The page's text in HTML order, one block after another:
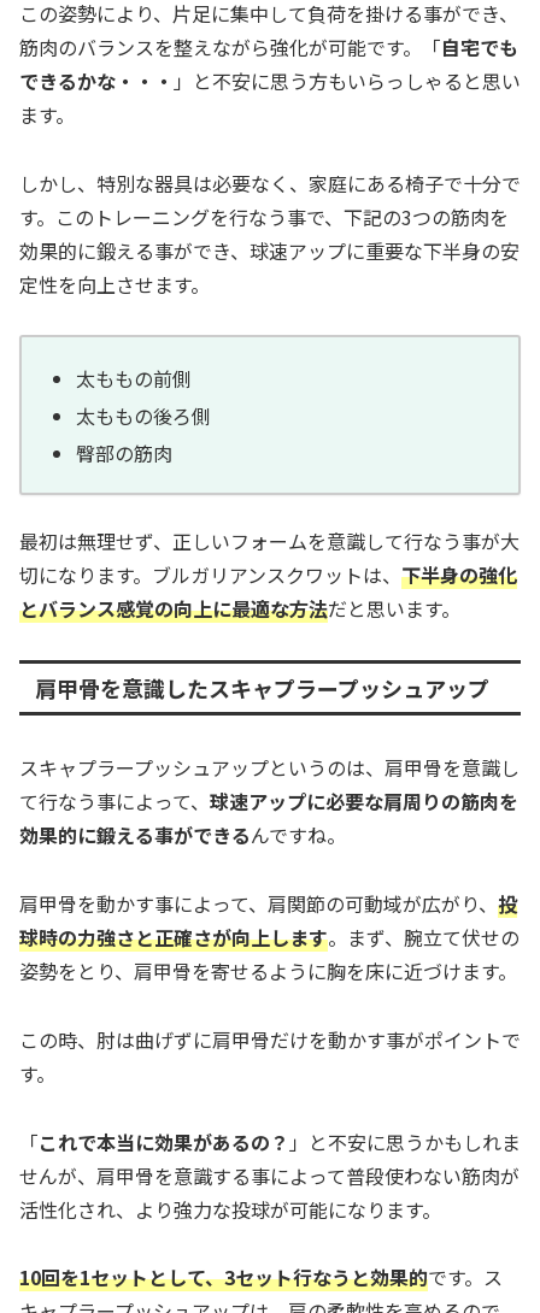
この姿勢により、片足に集中して負荷を掛ける事ができ、
筋肉のバランスを整えながら強化が可能です。「自宅でも
できるかな・・・ 」と不安に思う方もいらっしゃると思い
ます。
しかし、特別な器具は必要なく、家庭にある椅子で十分で
す。このトレーニングを行なう事で、下記の3つの筋肉を
効果的に鍛える事ができ、球速アップに重要な下半身の安
定性を向上させます。
太ももの前側
太ももの後ろ側
臀部の筋肉
最初は無理せず、正しいフォームを意識して行なう事が大
切になります。ブルガリアンスクワットは、 下半身の強化
とバランス感覚の向上に最適な方法だと思います。
肩甲骨を意識したスキャプラープッシュアップ
スキャプラープッシュアップというのは、肩甲骨を意識し
て行なう事によって、 球速アップに必要な肩周りの筋肉を
効果的に鍛える事ができるんですね。
肩甲骨を動かす事によって、肩関節の可動域が広がり、 投
球時の力強さと正確さが向上します。まず、腕立て伏せの
姿勢をとり、肩甲骨を寄せるように胸を床に近づけます。
この時、肘は曲げずに肩甲骨だけを動かす事がポイントで
す。
「これで本当に効果があるの？ 」と不安に思うかもしれま
せんが、肩甲骨を意識する事によって普段使わない筋肉が
活性化され、より強力な投球が可能になります。
10回を1セットとして、3セット行なうと効果的です。ス